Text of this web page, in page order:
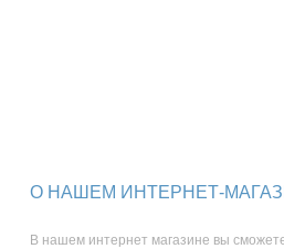
О НАШЕМ ИНТЕРНЕТ-
В нашем интернет магазине вы